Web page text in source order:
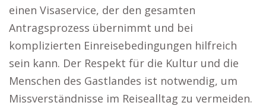
einen Visaservice, der den gesamten
Antragsprozess übernimmt und bei
komplizierten Einreisebedingungen hilfreich
sein kann. Der Respekt für die Kultur und die
Menschen des Gastlandes ist notwendig, um
Missverständnisse im Reisealltag zu vermeiden.